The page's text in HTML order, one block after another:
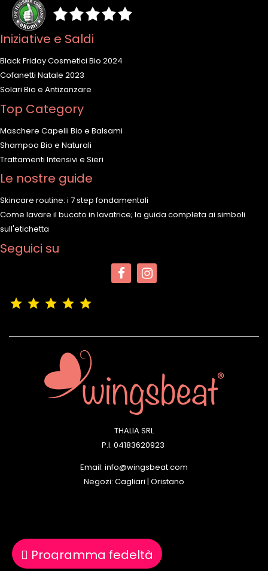
Iniziative e Saldi
Black Friday Cosmetici Bio 2024
Cofanetti Natale 2023
Solari Bio e Antizanzare
Top Category
Maschere Capelli Bio e Balsami
Shampoo Bio e Naturali
Trattamenti Intensivi e Sieri
Le nostre guide
Skincare routine: i 7 step fondamentali
Come lavare il bucato in lavatrice; la guida completa ai simboli
sull'etichetta
Seguici su
Programma fedeltà
THALIA SRL
P.I. 04183620923
Email: info@wingsbeat.com
Negozi: Cagliari | Oristano